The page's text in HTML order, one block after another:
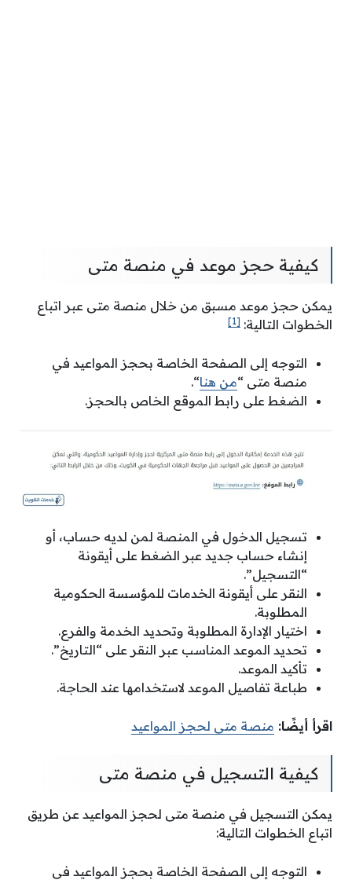
كيفية حجز موعد في منصة متى
يمكن حجز موعد مسبق من خلال منصة متى عبر اتباع
الخطوات التالية: [1]
التوجه إلى الصفحة الخاصة بحجز المواعيد في
منصة متى “من هنا“.
الضغط على رابط الموقع الخاص بالحجز.
تسجيل الدخول في المنصة لمن لديه حساب، أو
إنشاء حساب جديد عبر الضغط على أيقونة
“التسجيل”.
النقر على أيقونة الخدمات للمؤسسة الحكومية
المطلوبة.
اختيار الإدارة المطلوبة وتحديد الخدمة والفرع.
تحديد الموعد المناسب عبر النقر على “التاريخ”.
تأكيد الموعد.
طباعة تفاصيل الموعد لاستخدامها عند الحاجة.
اقرأ أيضًا: منصة متى لحجز المواعيد
كيفية التسجيل في منصة متى
يمكن التسجيل في منصة متى لحجز المواعيد عن طريق
اتباع الخطوات التالية:
التوجه إلى الصفحة الخاصة بحجز المواعيد في